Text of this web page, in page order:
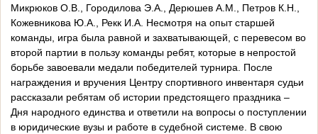
Микрюков О.В., Городилова Э.А., Дерюшев А.М., Петров К.Н.,
Кожевникова Ю.А., Рекк И.А. Несмотря на опыт старшей
команды, игра была равной и захватывающей, с перевесом во
второй партии в пользу команды ребят, которые в непростой
борьбе завоевали медали победителей турнира. После
награждения и вручения Центру спортивного инвентаря судьи
рассказали ребятам об истории предстоящего праздника –
Дня народного единства и ответили на вопросы о поступлении
в юридические вузы и работе в судебной системе. В свою